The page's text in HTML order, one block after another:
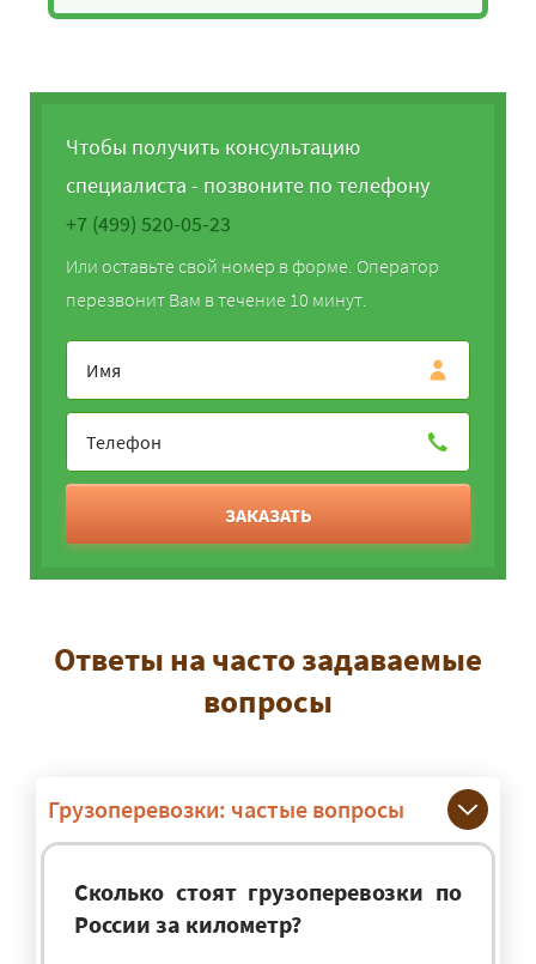
Чтобы получить консультацию
специалиста - позвоните по телефону
+7 (499) 520-05-23
Или оставьте свой номер в форме. Оператор
перезвонит Вам в течение 10 минут.
ЗАКАЗАТЬ
Ответы на часто задаваемые
вопросы
Грузоперевозки: частые вопросы
Сколько стоят грузоперевозки по
России за километр?